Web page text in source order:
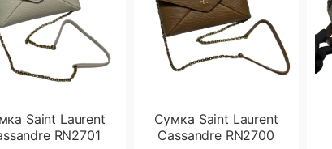
Saint Laurent
RN2701
Сумка Saint Laurent
Cassandre RN2700